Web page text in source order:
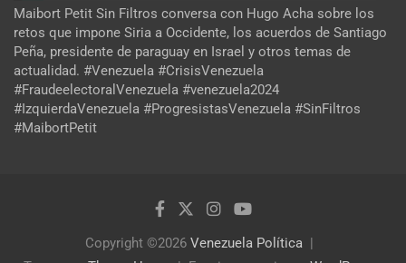
Maibort Petit Sin Filtros conversa con Hugo Acha sobre los
retos que impone Siria a Occidente, los acuerdos de Santiago
Peña, presidente de paraguay en Israel y otros temas de
actualidad. #Venezuela #CrisisVenezuela
#FraudeelectoralVenezuela #venezuela2024
#IzquierdaVenezuela #ProgresistasVenezuela #SinFiltros
#MaibortPetit
Copyright ©2026 Venezuela Política